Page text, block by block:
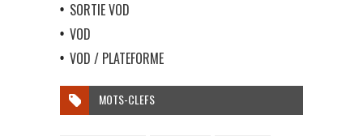
SORTIE VOD
VOD
VOD / PLATEFORME
MOTS-CLEFS